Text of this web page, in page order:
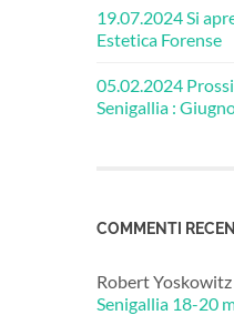
19.07.2024 Si
Estetica Forense
05.02.2024
Senigallia :
COMMENTI
Robert Yoskowitz
Senigallia 18-20